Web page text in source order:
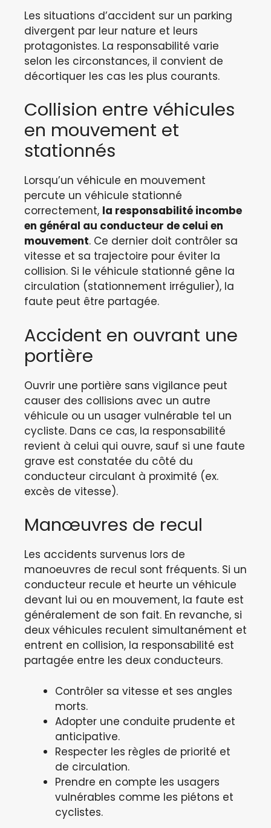
Les situations d’accident sur un parking
divergent par leur nature et leurs
protagonistes. La responsabilité varie
selon les circonstances, il convient de
décortiquer les cas les plus courants.
Collision entre véhicules
en mouvement et
stationnés
Lorsqu’un véhicule en mouvement
percute un véhicule stationné
correctement, la responsabilité incombe
en général au conducteur de celui en
mouvement. Ce dernier doit contrôler sa
vitesse et sa trajectoire pour éviter la
collision. Si le véhicule stationné gêne la
circulation (stationnement irrégulier), la
faute peut être partagée.
Accident en ouvrant une
portière
Ouvrir une portière sans vigilance peut
causer des collisions avec un autre
véhicule ou un usager vulnérable tel un
cycliste. Dans ce cas, la responsabilité
revient à celui qui ouvre, sauf si une faute
grave est constatée du côté du
conducteur circulant à proximité (ex.
excès de vitesse).
Manœuvres de recul
Les accidents survenus lors de
manoeuvres de recul sont fréquents. Si un
conducteur recule et heurte un véhicule
devant lui ou en mouvement, la faute est
généralement de son fait. En revanche, si
deux véhicules reculent simultanément et
entrent en collision, la responsabilité est
partagée entre les deux conducteurs.
Contrôler sa vitesse et ses angles
morts.
Adopter une conduite prudente et
anticipative.
Respecter les règles de priorité et
de circulation.
Prendre en compte les usagers
vulnérables comme les piétons et
cyclistes.